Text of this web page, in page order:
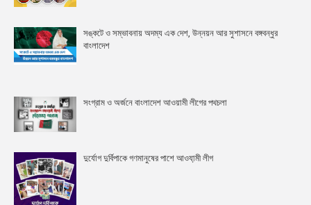
সঙ্কটে ও সম্ভাবনায় অদম্য এক দেশ, উন্নয়ন আর সুশাসনে বঙ্গবন্ধুর
বাংলাদেশ
সংগ্রাম ও অর্জনে বাংলাদেশ আওয়ামী লীগের পথচলা
দুর্যোগ দুর্বিপাকে গণমানুষের পাশে আওযা়মী লীগ